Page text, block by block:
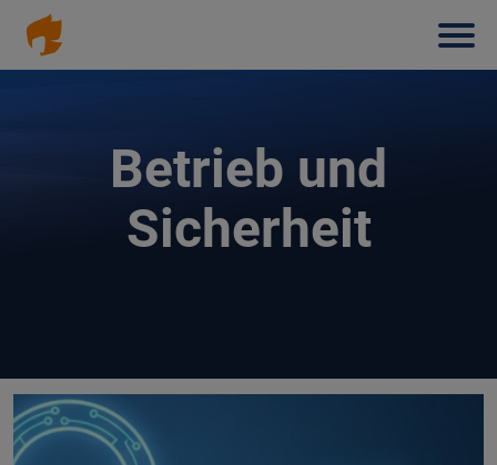
Direkt
zum
Inhalt
Betrieb und
Sicherheit